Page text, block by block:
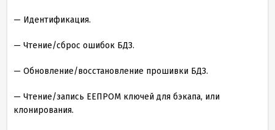
— Идентификация.
— Чтение/сброс ошибок БДЗ.
— Обновление/восстановление прошивки БДЗ.
— Чтение/запись ЕЕПРОМ ключей для бэкапа, или
клонирования.